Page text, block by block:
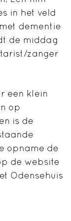
in het veld
dementie
de middag
zanger
een klein
op
is de
opname de
de website
Odensehuis